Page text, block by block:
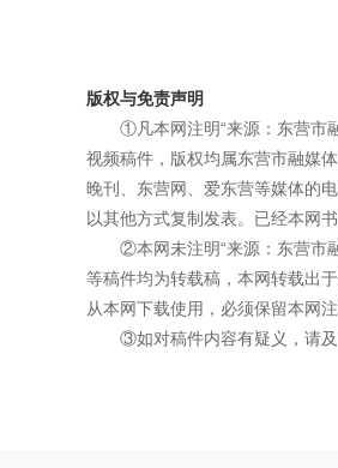
版权与免责声明
①凡本网注明“来源：东营市
视频稿件，版权均属东营市融媒
晚刊、东营网、爱东营等媒体的
以其他方式复制发表。已经本网
②本网未注明“来源：东营市
等稿件均为转载稿，本网转载出
从本网下载使用，必须保留本网
③如对稿件内容有疑义，请及